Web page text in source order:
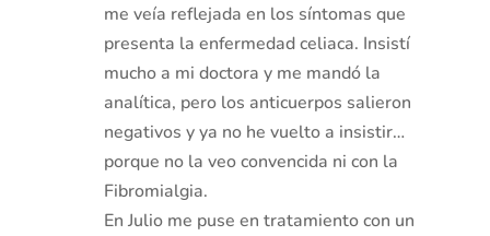
me veía reflejada en los síntomas que
presenta la enfermedad celiaca. Insistí
mucho a mi doctora y me mandó la
analítica, pero los anticuerpos salieron
negativos y ya no he vuelto a insistir…
porque no la veo convencida ni con la
Fibromialgia.
En Julio me puse en tratamiento con un